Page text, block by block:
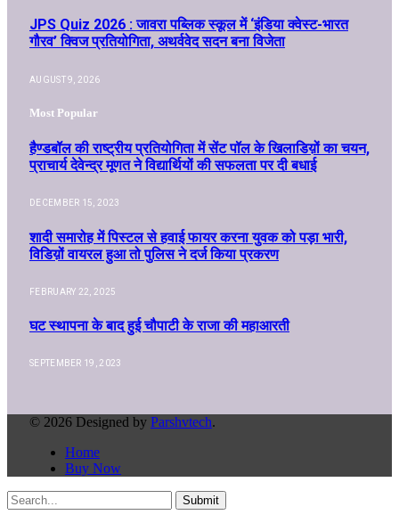
JPS Quiz 2026 : जावरा पब्लिक स्कूल में ‘इंडिया क्वेस्ट-भारत
गौरव’ क्विज प्रतियोगिता, अथर्ववेद सदन बना विजेता
AUGUST 9, 2026
Most Popular
हैण्डबॉल की राष्ट्रीय प्रतियोगिता में सेंट पॉल के खिलाडिय़ों का चयन,
प्राचार्य देवेन्द्र मूणत ने विद्यार्थियों की सफलता पर दी बधाई
DECEMBER 15, 2023
शादी समारोह में पिस्टल से हवाई फायर करना युवक को पड़ा भारी,
विडिय़ों वायरल हुआ तो पुलिस ने दर्ज किया प्रकरण
FEBRUARY 22, 2025
घट स्थापना के बाद हुई चौपाटी के राजा की महाआरती
SEPTEMBER 19, 2023
© 2026 Designed by Parshvtech.
Home
Buy Now
Submit